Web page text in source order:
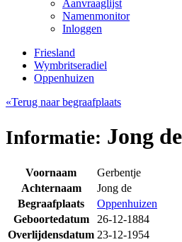
Aanvraaglijst
Namenmonitor
Inloggen
Friesland
Wymbritseradiel
Oppenhuizen
«Terug naar begraafplaats
Informatie: Jong
Voornaam
Gerbentje
Achternaam
Jong de
Begraafplaats
Oppenhuizen
Geboortedatum
26-12-1884
Overlijdensdatum 23-12-1954